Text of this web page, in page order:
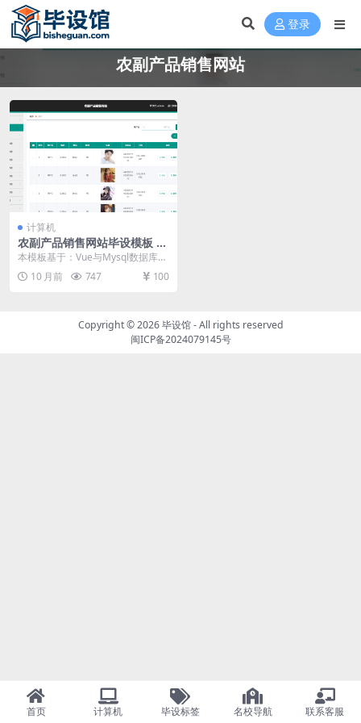
登录
农副产品销售网站
计算机
农副产品销售网站毕设模板 毕
业设计模板及毕业论文
本模板基于：Vue与Mysql数据库开
发 系统功能实现 系统实现部分就是
将系统分...
10 月前 747 100
Copyright © 2026毕设馆- All rights reserved
闽ICP备2024079145号
首页 计算机 毕设标签 名校导航 联系客服